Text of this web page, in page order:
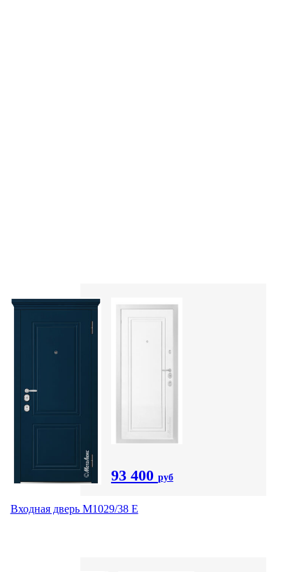
93 400 руб
Входная дверь М1029/38 E